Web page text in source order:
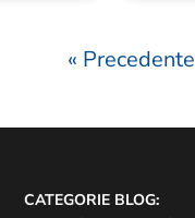
« Precedente
CATEGORIE BLOG: